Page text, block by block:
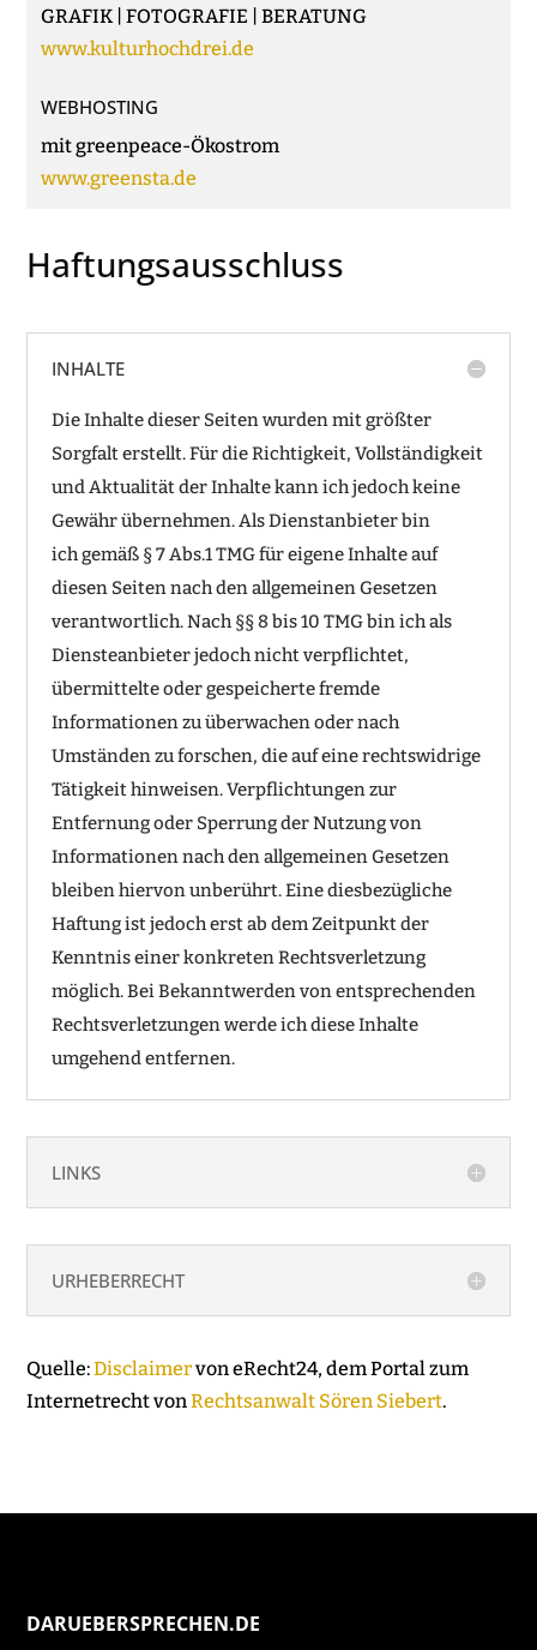
GRAFIK | FOTOGRAFIE | BERATUNG
www.kulturhochdrei.de
WEBHOSTING
mit greenpeace-Ökostrom
www.greensta.de
Haftungsausschluss
INHALTE
Die Inhalte dieser Seiten wurden mit größter
Sorgfalt erstellt. Für die Richtigkeit, Vollständigkeit
und Aktualität der Inhalte kann ich jedoch keine
Gewähr übernehmen. Als Dienstanbieter bin
ich gemäß § 7 Abs.1 TMG für eigene Inhalte auf
diesen Seiten nach den allgemeinen Gesetzen
verantwortlich. Nach §§ 8 bis 10 TMG bin ich als
Diensteanbieter jedoch nicht verpflichtet,
übermittelte oder gespeicherte fremde
Informationen zu überwachen oder nach
Umständen zu forschen, die auf eine rechtswidrige
Tätigkeit hinweisen. Verpflichtungen zur
Entfernung oder Sperrung der Nutzung von
Informationen nach den allgemeinen Gesetzen
bleiben hiervon unberührt. Eine diesbezügliche
Haftung ist jedoch erst ab dem Zeitpunkt der
Kenntnis einer konkreten Rechtsverletzung
möglich. Bei Bekanntwerden von entsprechenden
Rechtsverletzungen werde ich diese Inhalte
umgehend entfernen.
LINKS
URHEBERRECHT
Quelle:Disclaimervon eRecht24, dem Portal zum
Internetrecht vonRechtsanwalt Sören Siebert.
DARUEBERSPRECHEN.DE